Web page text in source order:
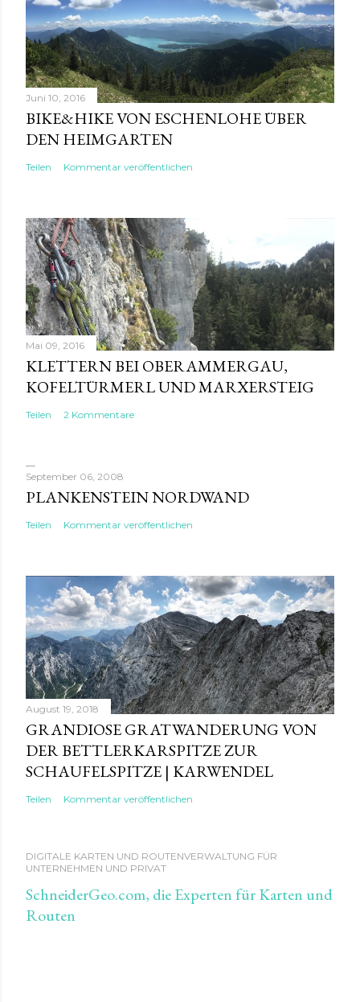
Juni 10, 2016
BIKE&HIKE VON ESCHENLOHE ÜBER
DEN HEIMGARTEN
Teilen Kommentar veröffentlichen
Mai 09, 2016
KLETTERN BEI OBERAMMERGAU,
KOFELTÜRMERL UND MARXERSTEIG
Teilen 2 Kommentare
September 06, 2008
PLANKENSTEIN NORDWAND
Teilen Kommentar veröffentlichen
August 19, 2018
GRANDIOSE GRATWANDERUNG VON
DER BETTLERKARSPITZE ZUR
SCHAUFELSPITZE | KARWENDEL
Teilen Kommentar veröffentlichen
DIGITALE KARTEN UND ROUTENVERWALTUNG FÜR
UNTERNEHMEN UND PRIVAT
SchneiderGeo.com, die Experten für Karten und
Routen